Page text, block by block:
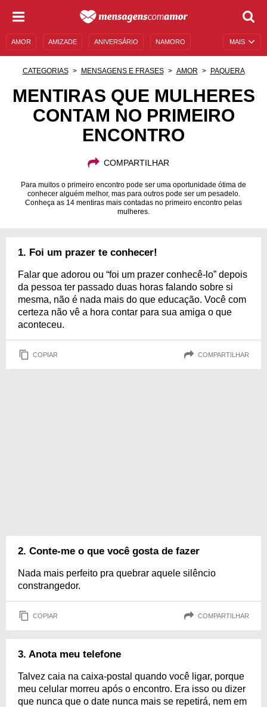
MAIS
AMOR AMIZADE ANIVERSÁRIO NAMORO
MENSAGENS E FRASES MENSAGENS DE ANIVERSÁRIO
FAMOSOS BÍBLIA
CATEGORIAS MENSAGENS E FRASES AMOR PAQUERA
MENTIRAS QUE MULHERES
CONTAM NO PRIMEIRO
ENCONTRO
COMPARTILHAR
Para muitos o primeiro encontro pode ser uma oportunidade ótima de
conhecer alguém melhor, mas para outros pode ser um pesadelo.
Conheça as 14 mentiras mais contadas no primeiro encontro pelas
mulheres.
1. Foi um prazer te conhecer!
Falar que adorou ou “foi um prazer conhecê-lo” depois
da pessoa ter passado duas horas falando sobre si
mesma, não é nada mais do que educação. Você com
certeza não vê a hora contar para sua amiga o que
aconteceu.
COPIAR COMPARTILHAR
2. Conte-me o que você gosta de fazer
Nada mais perfeito pra quebrar aquele silêncio
constrangedor.
COPIAR COMPARTILHAR
3. Anota meu telefone
Talvez caia na caixa-postal quando você ligar, porque
meu celular morreu após o encontro. Era isso ou dizer
que nunca que o date nunca mais se repetirá, nem em